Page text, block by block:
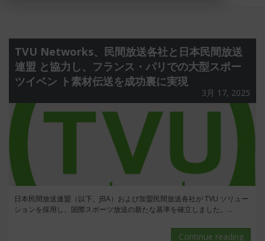
TVU Networks、民間放送各社と日本民間放送
連盟 と協力し、フランス・パリでの大型スポー
ツイベン ト素材伝送を成功裏に実現
3月 17, 2025
日本民間放送連盟（以下、JBA）および加盟民間放送各社が TVU ソリュー
ションを採用し、国際スポーツ放送の新たな基準を確立しました。...
Continue reading